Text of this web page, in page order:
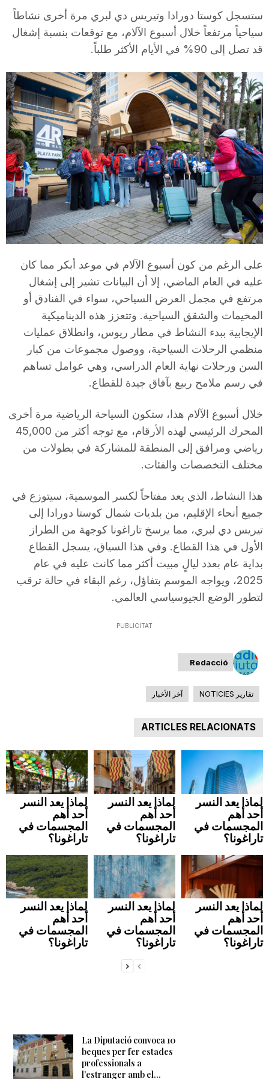
i
u
t
a
t
d
e
T
a
a
o
n
a
ستسجل كوستا دورادا وتيريس دي لبري مرة أخرى نشاطاً
سياحياً مرتفعاً خلال أسبوع الآلام، مع توقعات بنسبة إشغال
قد تصل إلى 90% في الأيام الأكثر طلباً.
على الرغم من كون أسبوع الآلام في موعد أبكر مما كان
عليه في العام الماضي، إلا أن البيانات تشير إلى إشغال
مرتفع في مجمل العرض السياحي، سواء في الفنادق أو
المخيمات والشقق السياحية. وتتعزز هذه الديناميكية
الإيجابية ببدء النشاط في مطار ريوس، وانطلاق عمليات
منظمي الرحلات السياحية، ووصول مجموعات من كبار
السن ورحلات نهاية العام الدراسي، وهي عوامل تساهم
في رسم ملامح ربيع بآفاق جيدة للقطاع.
خلال أسبوع الآلام هذا، ستكون السياحة الرياضية مرة أخرى
المحرك الرئيسي لهذه الأرقام، مع توجه أكثر من 45,000
رياضي ومرافق إلى المنطقة للمشاركة في بطولات من
مختلف التخصصات والفئات.
هذا النشاط، الذي يعد مفتاحاً لكسر الموسمية، سيتوزع في
جميع أنحاء الإقليم، من بلديات شمال كوستا دورادا إلى
تيريس دي لبري، مما يرسخ تاراغونا كوجهة من الطراز
الأول في هذا القطاع. وفي هذا السياق، يسجل القطاع
بداية عام بعدد ليالٍ مبيت أكثر مما كانت عليه في عام
2025، ويواجه الموسم بتفاؤل، رغم البقاء في حالة ترقب
لتطور الوضع الجيوسياسي العالمي.
PUBLICITAT
Redacció
تقارير NOTICIES آخر الأخبار
ARTICLES RELACIONATS
لماذا يعد النسر
أحد أهم
المجسمات في
تاراغونا؟
لماذا يعد النسر
أحد أهم
المجسمات في
تاراغونا؟
لماذا يعد النسر
أحد أهم
المجسمات في
تاراغونا؟
لماذا يعد النسر
أحد أهم
المجسمات في
تاراغونا؟
لماذا يعد النسر
أحد أهم
المجسمات في
تاراغونا؟
لماذا يعد النسر
أحد أهم
المجسمات في
تاراغونا؟